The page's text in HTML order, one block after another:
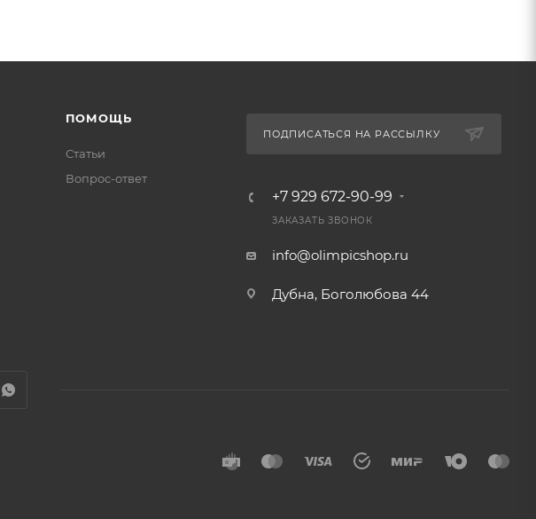
ПОМОЩЬ
Статьи
Вопрос-ответ
ПОДПИСАТЬСЯ НА РАССЫЛКУ
+7 929 672-90-99
ЗАКАЗАТЬ ЗВОНОК
info@olimpicshop.ru
Дубна, Боголюбова 44